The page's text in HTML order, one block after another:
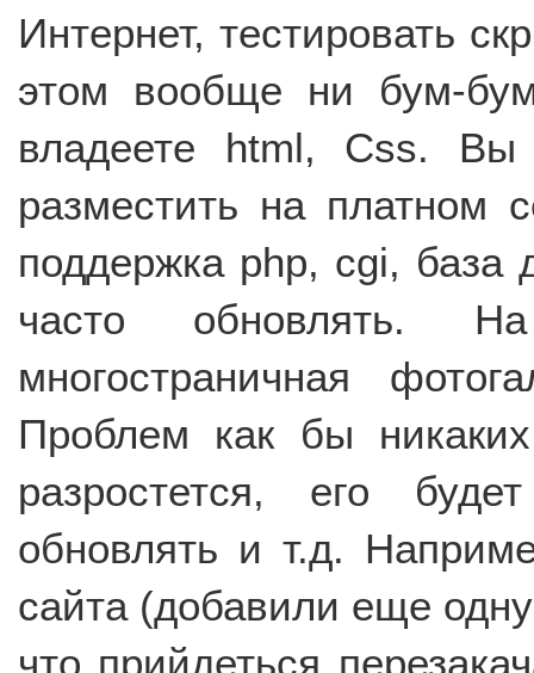
Интернет, тестировать
этом вообще ни бум-
владеете html, Сss. Вы
разместить на платном
поддержка php, cgi, база
часто обновлять.
многостраничная
Проблем как бы
разростется, его
обновлять и т.д.
сайта (добавили еще
что прийдеться